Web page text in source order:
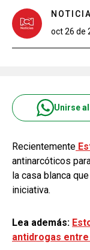
oct 26 de
Unirse
Recientemente
antinarcóticos
la casa blanca
iniciativa.
Lea además:
antidrogas entre